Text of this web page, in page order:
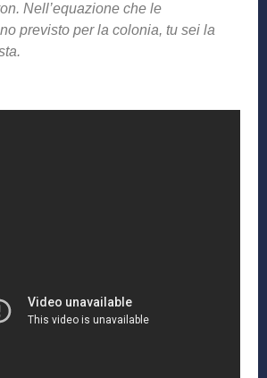
Nell’equazione che le
previsto per la colonia, tu sei la